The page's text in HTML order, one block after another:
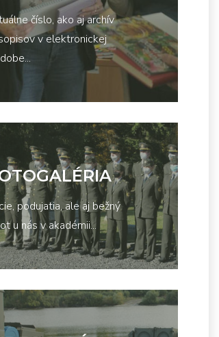
číslo, ako aj archív
v elektronickej
podujatia, ale aj bežný
u nás v akadémii...